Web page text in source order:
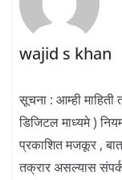
wajid s khan
सूचना : आम्ही माहिती
डिजिटल माध्यमे )
प्रकाशित मजकूर ,
तक्रार असल्यास